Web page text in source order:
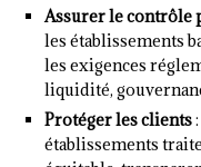
Assurer le contrôle
les établissements
les exigences
liquidité,
Protéger les clients
établissements